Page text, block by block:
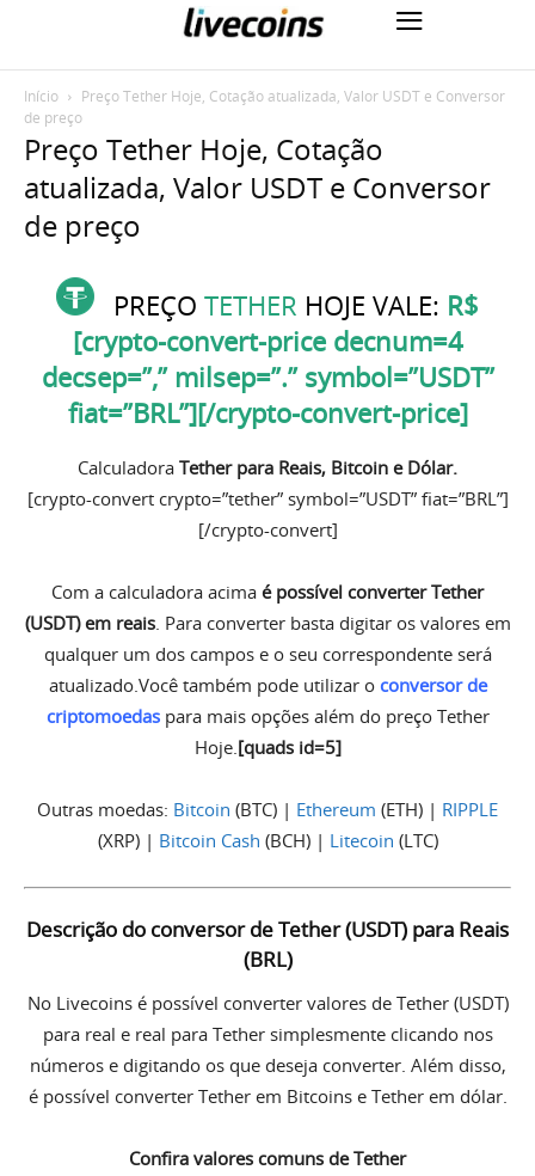
Início
Preço Tether Hoje, Cotação atualizada, Valor USDT e Conversor
de preço
Preço Tether Hoje, Cotação
atualizada, Valor USDT e Conversor
de preço
PREÇO TETHER HOJE VALE: R$
[crypto-convert-price decnum=4
decsep=”,” milsep=”.” symbol=”USDT”
fiat=”BRL”][/crypto-convert-price]
Calculadora Tether para Reais, Bitcoin e Dólar.
[crypto-convert crypto=”tether” symbol=”USDT” fiat=”BRL”]
[/crypto-convert]
Com a calculadora acima é possível converter Tether
(USDT) em reais. Para converter basta digitar os valores em
qualquer um dos campos e o seu correspondente será
atualizado.Você também pode utilizar o conversor de
criptomoedas para mais opções além do preço Tether
Hoje.[quads id=5]
Outras moedas: Bitcoin (BTC) | Ethereum (ETH) | RIPPLE
(XRP) | Bitcoin Cash (BCH) | Litecoin (LTC)
Descrição do conversor de Tether (USDT) para Reais
(BRL)
No Livecoins é possível converter valores de Tether (USDT)
para real e real para Tether simplesmente clicando nos
números e digitando os que deseja converter. Além disso,
é possível converter Tether em Bitcoins e Tether em dólar.
Confira valores comuns de Tether